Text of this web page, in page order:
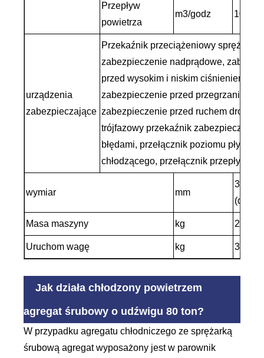
Przepływ
powietrza
m3/godz 10000
urządzenia
zabezpieczające
Przekaźnik przeciążeniowy sprężarki,
zabezpieczenie nadprądowe,
przed wysokim i niskim ciśnieniem,
zabezpieczenie przed przegrzaniem,
zabezpieczenie przed ruchem
trójfazowy przekaźnik
błędami, przełącznik poziomu płynu
chłodzącego, przełącznik przepływu
wymiar mm
Masa maszyny kg 2800
Uruchom wagę kg 3250
Jak działa chłodzony powietrzem
agregat śrubowy o udźwigu 80 ton?
W przypadku agregatu chłodniczego ze sprężarką
śrubową agregat wyposażony jest w parownik